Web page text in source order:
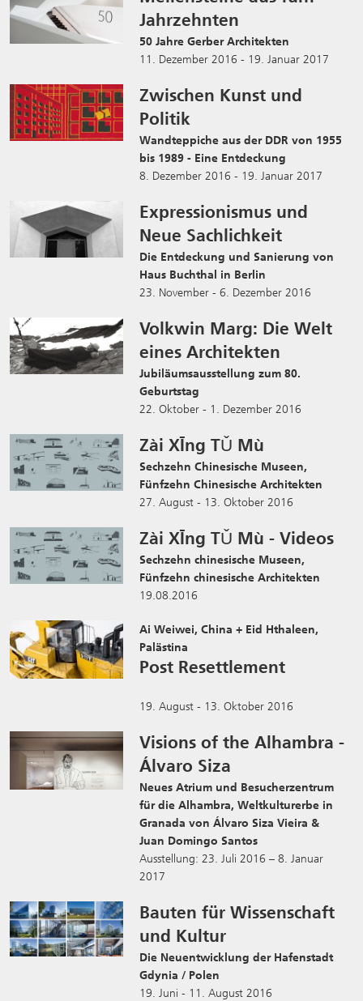
Jahrzehnten
50 Jahre Gerber Architekten
11. Dezember 2016 - 19. Januar 2017
Zwischen Kunst und
Politik
Wandteppiche aus der DDR von 1955
bis 1989 - Eine Entdeckung
8. Dezember 2016 - 19. Januar 2017
Expressionismus und
Neue Sachlichkeit
Die Entdeckung und Sanierung von
Haus Buchthal in Berlin
23. November - 6. Dezember 2016
Volkwin Marg: Die Welt
eines Architekten
Jubiläumsausstellung zum 80.
Geburtstag
22. Oktober - 1. Dezember 2016
Zài XĪng TǓ Mù
Sechzehn Chinesische Museen,
Fünfzehn Chinesische Architekten
27. August - 13. Oktober 2016
Zài XĪng TǓ Mù - Videos
Sechzehn chinesische Museen,
Fünfzehn chinesische Architekten
19.08.2016
Ai Weiwei, China + Eid Hthaleen,
Palästina
Post Resettlement
19. August - 13. Oktober 2016
Visions of the Alhambra -
Álvaro Siza
Neues Atrium und Besucherzentrum
für die Alhambra, Weltkulturerbe in
Granada von Álvaro Siza Vieira &
Juan Domingo Santos
Ausstellung: 23. Juli 2016 – 8. Januar
2017
Bauten für Wissenschaft
und Kultur
Die Neuentwicklung der Hafenstadt
Gdynia / Polen
19. Juni - 11. August 2016